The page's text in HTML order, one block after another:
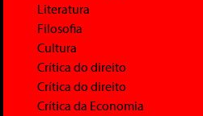
Literatura
Filosofia
Cultura
Crítica do direito
Crítica do direito
Crítica da Economia